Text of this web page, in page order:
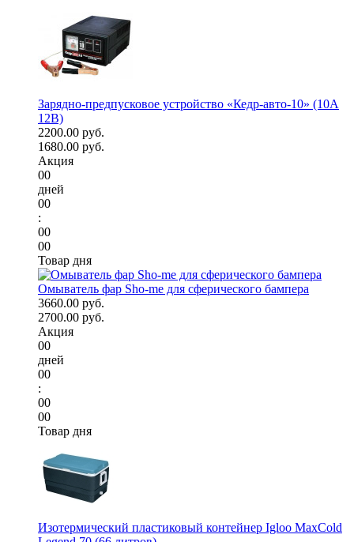
Зарядно-предпусковое устройство «Кедр-авто-10» (10A
12В)
2200.00 руб.
1680.00 руб.
Акция
00
дней
00
:
00
00
Товар дня
Омыватель фар Sho-me для сферического бампера
3660.00 руб.
2700.00 руб.
Акция
00
дней
00
:
00
00
Товар дня
Изотермический пластиковый контейнер Igloo MaxCold